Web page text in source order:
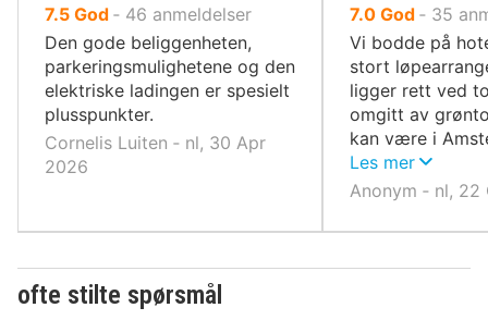
7.5av
10,
God ‐ 46 anmeldelser
Den gode beliggenheten,
parkeringsmulighetene og den
elektriske ladingen er spesielt
plusspunkter.
Cornelis Luiten ‐ nl, 30 Apr
2026
7.0av
10,
God ‐ 35
Vi bodde på
stort
ligger rett ved
omgitt av
kan være i
minutter.
Les mer
Anonym ‐ nl,
ofte stilte spørsmål